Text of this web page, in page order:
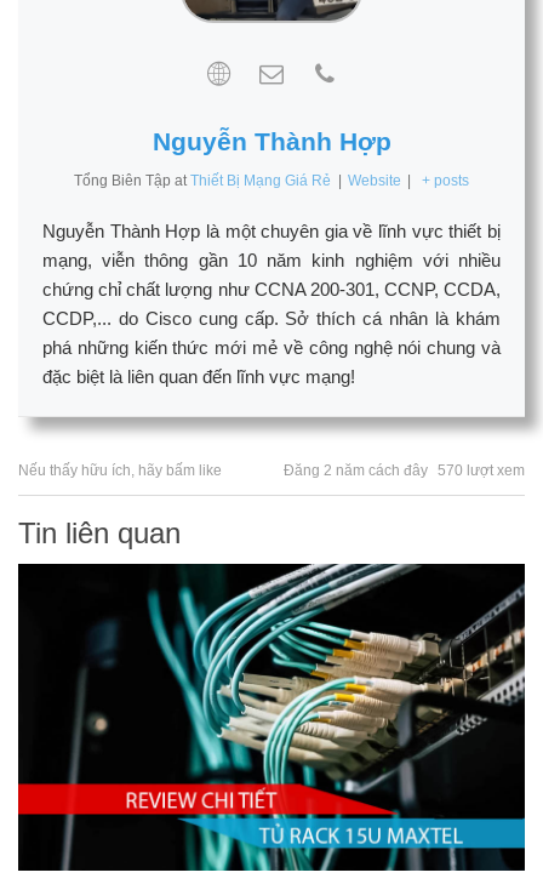
Nguyễn Thành Hợp
Tổng Biên Tập at Thiết Bị Mạng Giá Rẻ Website + posts
Nguyễn Thành Hợp là một chuyên gia về lĩnh vực thiết bị
mạng, viễn thông gần 10 năm kinh nghiệm với nhiều
chứng chỉ chất lượng như CCNA 200-301, CCNP, CCDA,
CCDP,... do Cisco cung cấp. Sở thích cá nhân là khám
phá những kiến thức mới mẻ về công nghệ nói chung và
đặc biệt là liên quan đến lĩnh vực mạng!
Nếu thấy hữu ích, hãy bấm like Đăng 2 năm cách đây 570 lượt xem
Tin liên quan